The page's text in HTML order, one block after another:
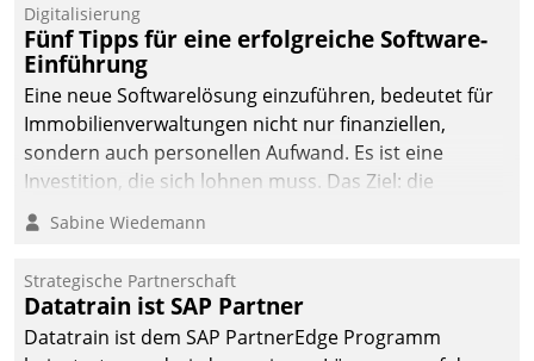
Digitalisierung
Fünf Tipps für eine erfolgreiche Software-
Einführung
Eine neue Softwarelösung einzuführen, bedeutet für
Immobilienverwaltungen nicht nur finanziellen,
sondern auch personellen Aufwand. Es ist eine
Investition, die sich lohnen muss. Das Ziel: die
nachhaltige Optimierung der Geschäftsabläufe. Damit
dieses Ziel erreicht wird, sollten einige Grundregeln
Sabine Wiedemann
Strategische Partnerschaft
Datatrain ist SAP Partner
Datatrain ist dem SAP PartnerEdge Programm